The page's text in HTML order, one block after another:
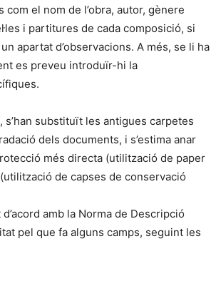
el nom de l’obra, autor, gènere
i partitures de cada composició, si
apartat d’observacions. A més, se li ha
es preveu introduïr-hi la
substituït les antigues carpetes
dels documents, i s’estima anar
més directa (utilització de paper
de capses de conservació
amb la Norma de Descripció
pel que fa alguns camps, seguint les